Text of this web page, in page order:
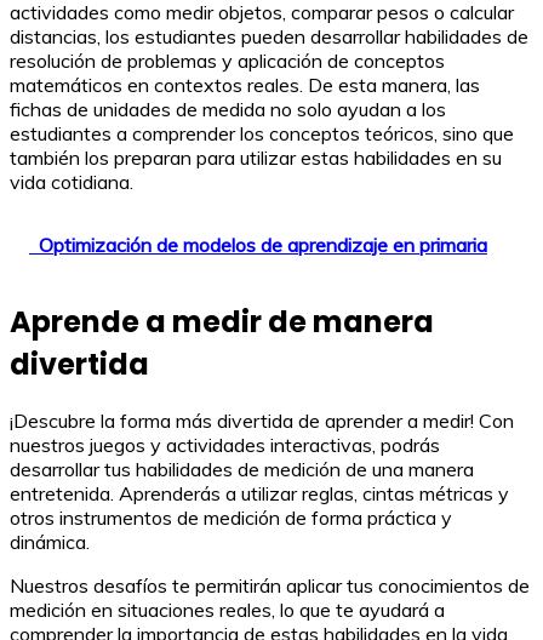
actividades como medir objetos, comparar pesos o calcular
distancias, los estudiantes pueden desarrollar habilidades de
resolución de problemas y aplicación de conceptos
matemáticos en contextos reales. De esta manera, las
fichas de unidades de medida no solo ayudan a los
estudiantes a comprender los conceptos teóricos, sino que
también los preparan para utilizar estas habilidades en su
vida cotidiana.
Optimización de modelos de aprendizaje en primaria
Aprende a medir de manera
divertida
¡Descubre la forma más divertida de aprender a medir! Con
nuestros juegos y actividades interactivas, podrás
desarrollar tus habilidades de medición de una manera
entretenida. Aprenderás a utilizar reglas, cintas métricas y
otros instrumentos de medición de forma práctica y
dinámica.
Nuestros desafíos te permitirán aplicar tus conocimientos de
medición en situaciones reales, lo que te ayudará a
comprender la importancia de estas habilidades en la vida